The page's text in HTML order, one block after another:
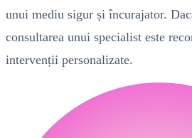
unui mediu sigur și încurajator.
consultarea unui specialist este
intervenții personalizate.